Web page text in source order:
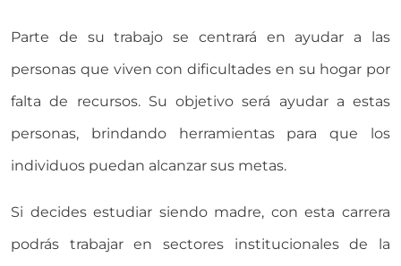
Parte de su trabajo se centrará en ayudar a las
personas que viven con dificultades en su hogar por
falta de recursos. Su objetivo será ayudar a estas
personas, brindando herramientas para que los
individuos puedan alcanzar sus metas.
Si decides estudiar siendo madre, con esta carrera
podrás trabajar en sectores institucionales de la